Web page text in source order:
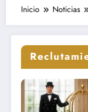
Inicio Noticias